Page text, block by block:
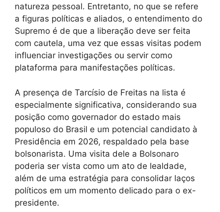
natureza pessoal. Entretanto, no que se refere
a figuras políticas e aliados, o entendimento do
Supremo é de que a liberação deve ser feita
com cautela, uma vez que essas visitas podem
influenciar investigações ou servir como
plataforma para manifestações políticas.
A presença de Tarcísio de Freitas na lista é
especialmente significativa, considerando sua
posição como governador do estado mais
populoso do Brasil e um potencial candidato à
Presidência em 2026, respaldado pela base
bolsonarista. Uma visita dele a Bolsonaro
poderia ser vista como um ato de lealdade,
além de uma estratégia para consolidar laços
políticos em um momento delicado para o ex-
presidente.